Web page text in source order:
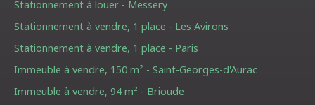
Stationnement à louer - Messery
Stationnement à vendre, 1 place - Les Avirons
Stationnement à vendre, 1 place - Paris
Immeuble à vendre, 150 m² - Saint-Georges-d'Aurac
Immeuble à vendre, 94 m² - Brioude